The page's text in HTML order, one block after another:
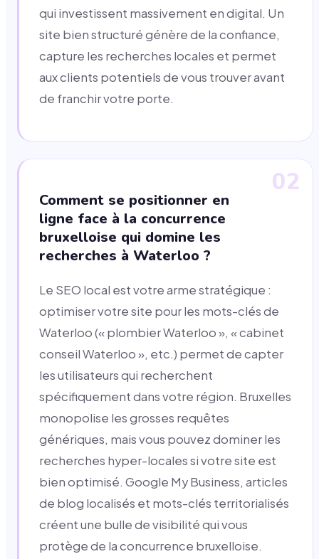
qui investissent massivement en digital. Un
site bien structuré génère de la confiance,
capture les recherches locales et permet
aux clients potentiels de vous trouver avant
de franchir votre porte.
02
Comment se positionner en
ligne face à la concurrence
bruxelloise qui domine les
recherches à Waterloo ?
Le SEO local est votre arme stratégique :
optimiser votre site pour les mots-clés de
Waterloo (« plombier Waterloo », « cabinet
conseil Waterloo », etc.) permet de capter
les utilisateurs qui recherchent
spécifiquement dans votre région. Bruxelles
monopolise les grosses requêtes
génériques, mais vous pouvez dominer les
recherches hyper-locales si votre site est
bien optimisé. Google My Business, articles
de blog localisés et mots-clés territorialisés
créent une bulle de visibilité qui vous
protège de la concurrence bruxelloise.